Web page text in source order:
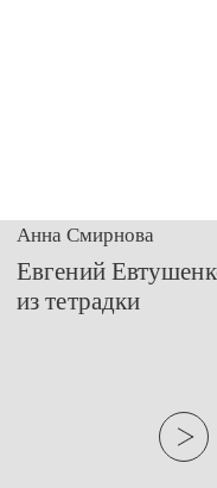
Анна Смирнова
Евгений
из тетрадки